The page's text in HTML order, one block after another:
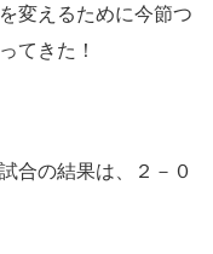
変えるために今節つ
てきた！
合の結果は、２－０